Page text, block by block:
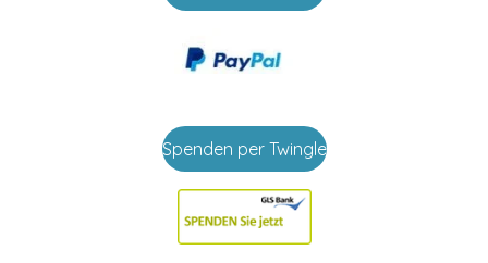
Spenden per Twingle